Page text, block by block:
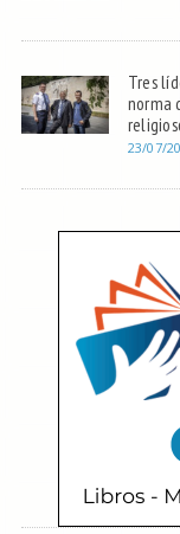
Tres
norma
23/07/